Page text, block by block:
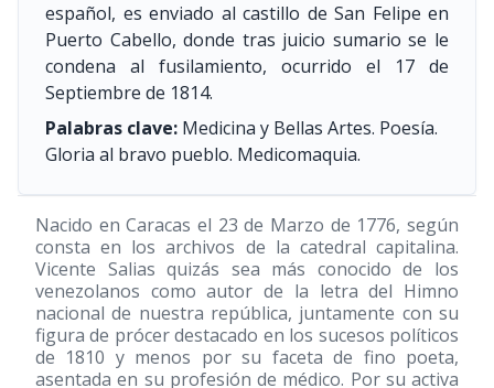
español, es enviado al castillo de San Felipe en
Puerto Cabello, donde tras juicio sumario se le
condena al fusilamiento, ocurrido el 17 de
Septiembre de 1814.
Palabras clave: Medicina y Bellas Artes. Poesía.
Gloria al bravo pueblo. Medicomaquia.
Nacido en Caracas el 23 de Marzo de 1776, según
consta en los archivos de la catedral capitalina.
Vicente Salias quizás sea más conocido de los
venezolanos como autor de la letra del Himno
nacional de nuestra república, juntamente con su
figura de prócer destacado en los sucesos políticos
de 1810 y menos por su faceta de fino poeta,
asentada en su profesión de médico. Por su activa